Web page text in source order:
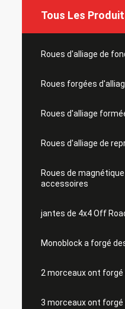
Tous Les
Roues d'alliage de
Roues forgées
Roues d'alliage
Roues d'alliage de
Roues de
accessoires
jantes de 4x4 Off
Monoblock a forgé
2 morceaux ont forgé
3 morceaux ont forgé